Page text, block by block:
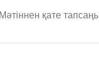
Мәтіннен қате